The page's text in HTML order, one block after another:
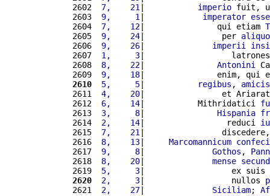
2602
7,    21 | imperio fuit,
2603
9,     1 | imperator
2604
7,    12|               qui etiam
2605
9,    24|                per
2606
9,    26| imperii
2607
1,     3|                  latrones
2608
8,    22| Antonini
2609
9,    18|               enim, qui
2610
5,     5| regibus , amicis
2611
4,    20|                et
2612
6,    14|           Mithridatici
2613
3,     8| Hispania
2614
2,    14|                 reduci
2615
7,    21 |                discedere,
2616
8,    13| Marcomannicum
2617
9,     8| Gothos ,
2618
8,    20| mense
2619
5,     3|                  ex suis
2620
2,     3|                  nullos
2621
2,    27| Siciliam;